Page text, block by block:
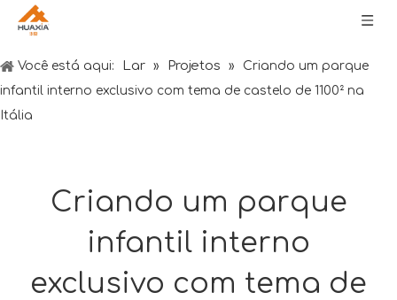
Você está aqui: Lar » Projetos »
Criando um parque
infantil interno exclusivo com tema de castelo de 1100² na
Itália
Criando um parque
infantil interno
exclusivo com tema de